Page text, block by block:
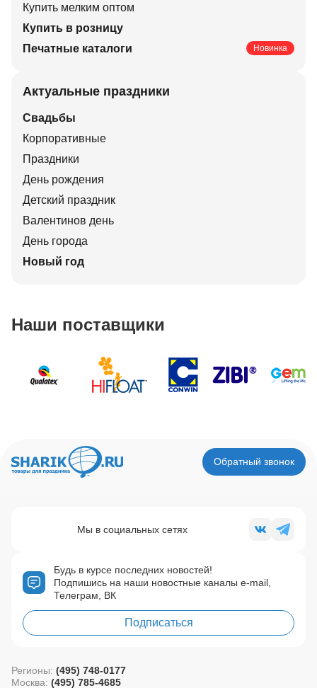
Купить мелким оптом
Купить в розницу
Печатные каталоги
Новинка
Актуальные праздники
Свадьбы
Корпоративные
Праздники
День рождения
Детский праздник
Валентинов день
День города
Новый год
Наши поставщики
Обратный звонок
Будь в курсе последних новостей!
Подпишись на наши новостные каналы e-mail,
Телеграм, ВК
Подписаться
Мы в социальных сетях
Регионы: (495) 748-0177
Москва: (495) 785-4685